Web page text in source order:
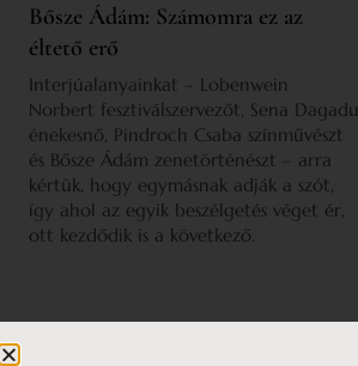
Bősze Ádám: Számomra ez az
éltető erő
Interjúalanyainkat – Lobenwein
Norbert fesztiválszervezőt, Sena Dagadu
énekesnő, Pindroch Csaba színművészt
és Bősze Ádám zenetörténészt – arra
kértük, hogy egymásnak adják a szót,
így ahol az egyik beszélgetés véget ér,
ott kezdődik is a következő.